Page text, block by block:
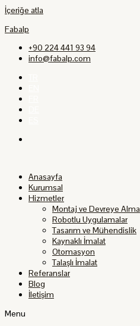
İçeriğe atla
Fabalp
+90 224 441 93 94
info@fabalp.com
Anasayfa
Kurumsal
Hizmetler
Montaj ve Devreye Alma
Robotlu Uygulamalar
Tasarım ve Mühendislik
Kaynaklı İmalat
Otomasyon
Talaşlı İmalat
Referanslar
Blog
İletişim
Menu